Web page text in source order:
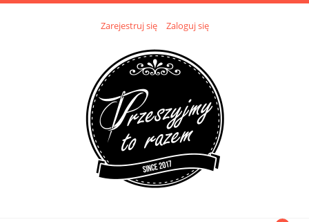
Zarejestruj się Zaloguj się